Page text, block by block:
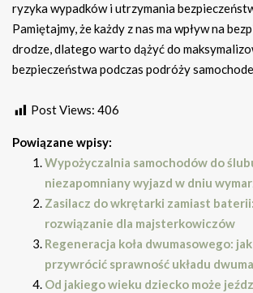
ryzyka wypadków i utrzymania
Pamiętajmy, że każdy z nas ma wpływ na
drodze, dlatego warto dążyć do
bezpieczeństwa podczas podróży
Post Views: 406
Powiązane wpisy:
Wypożyczalnia samochodów do
niezapomniany wyjazd w dniu
Zasilacz do wkrętarki zamiast
rozwiązanie dla majsterkowiczów
Regeneracja koła dwumasowego:
przywrócić sprawność układu
Od jakiego wieku dziecko może